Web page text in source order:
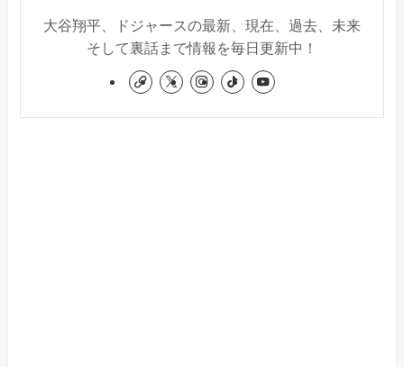
大谷翔平、ドジャースの最新、現在、過去、未来
そして裏話まで情報を毎日更新中！